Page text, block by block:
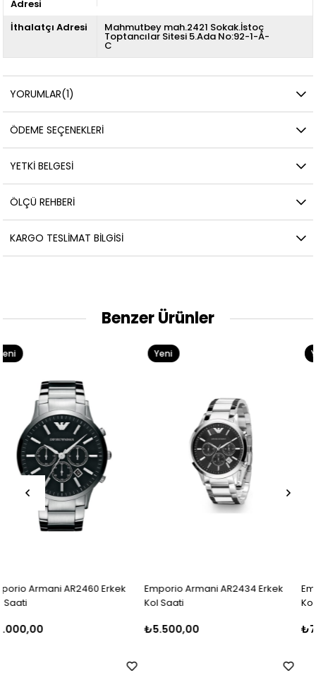
Adresi
İthalatçı Adresi Mahmutbey mah.2421 Sokak.İstoç
Toptancılar Sitesi 5.Ada No:92-1-A-
C
YORUMLAR(1)
ÖDEME SEÇENEKLERI
YETKİ BELGESİ
ÖLÇÜ REHBERI
KARGO TESLIMAT BILGISI
Benzer Ürünler
Emporio Armani AR2434 Erkek
₺5.500,00
Emporio Armani AR5980
₺7.700,00